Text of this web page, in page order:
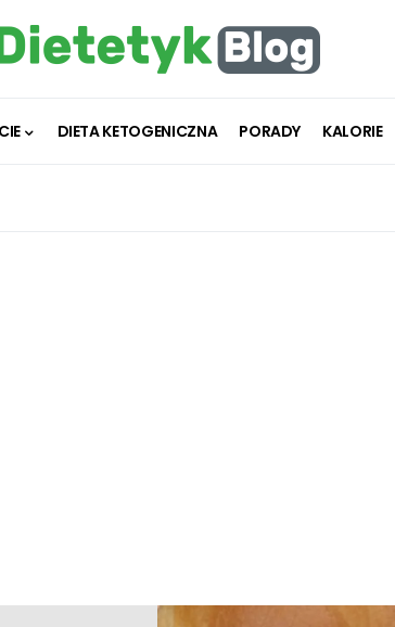
DIETA KETOGENICZNA PORADY KALORIE